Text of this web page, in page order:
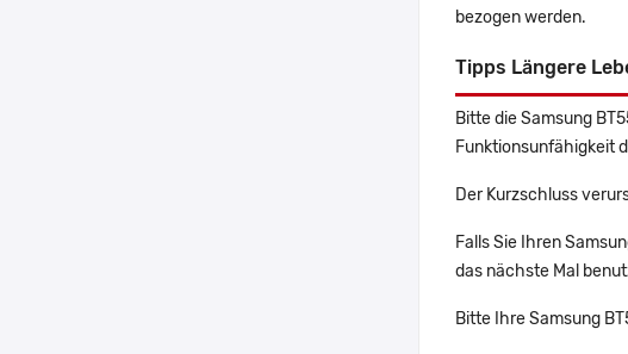
bezogen werden.
Tipps Längere
Bitte die Samsung
Funktionsunfähigkeit
Der Kurzschluss
Falls Sie Ihren
das nächste Mal
Bitte Ihre Samsung